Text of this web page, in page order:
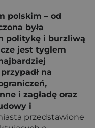
polskim – od
była
politykę i burzliwą
jest tyglem
na
i zagładę oraz
i
przedstawione